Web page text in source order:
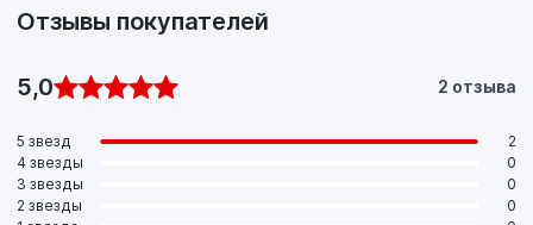
Отзывы покупателей
5,0 2 отзыва
5 звезд
2
4 звезды
0
3 звезды
0
2 звезды
0